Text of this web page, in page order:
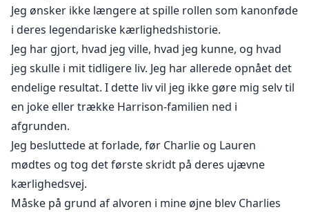
Jeg ønsker ikke længere at spille rollen som kanonføde
i deres legendariske kærlighedshistorie.
Jeg har gjort, hvad jeg ville, hvad jeg kunne, og hvad
jeg skulle i mit tidligere liv. Jeg har allerede opnået det
endelige resultat. I dette liv vil jeg ikke gøre mig selv til
en joke eller trække Harrison-familien ned i
afgrunden.
Jeg besluttede at forlade, før Charlie og Lauren
mødtes og tog det første skridt på deres ujævne
kærlighedsvej.
Måske på grund af alvoren i mine øjne blev Charlies